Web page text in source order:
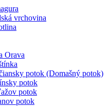
vrchovina
Orava
potok (Domašný potok)
potok
potok
potok